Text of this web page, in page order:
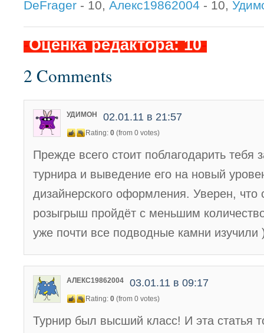
DeFrager - 10, Алекс19862004 - 10,
-Оценка редактора: 10-
2 Comments
УДИМОН 02.01.11 в 21:57
Rating: 0 (from 0 votes)
Прежде всего стоит поблагодарить тебя
турнира и выведение его на новый
дизайнерского оформления. Уверен,
розыгрыш пройдёт с меньшим
уже почти все подводные камни изучили
АЛЕКС19862004 03.01.11 в 09:17
Rating: 0 (from 0 votes)
Турнир был высший класс! И эта статья